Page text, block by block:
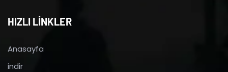
HIZLI LİNKLER
Anasayfa
indir